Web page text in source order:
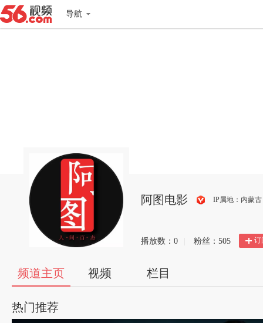
导航
阿图电影
狐
IP属地：内蒙古
播放数： 0 粉丝： 505 订
频道主页 视频 栏目
热门推荐